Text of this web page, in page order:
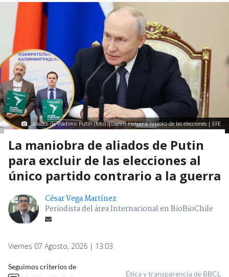
Aliados de Vladimir Putin (foto) quieren excluir a Yábloko de las elecciones | EFE
La maniobra de aliados de Putin
para excluir de las elecciones al
único partido contrario a la guerra
César Vega Martínez
Periodista del área Internacional en BioBioChile
Viernes 07 Agosto, 2026 | 13:03
Seguimos criterios de
Ética y transparencia de BBCL